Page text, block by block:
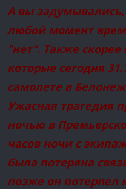
А вы
любой момент
"нет". Также
которые сегодня
самолете в
Ужасная трагедия
ночью в
часов ночи с
была потеряна
позже он потерпел